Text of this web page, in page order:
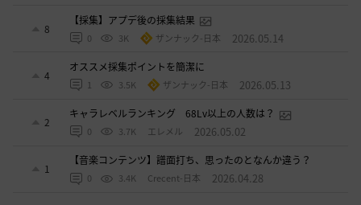
8
【採集】アプデ後の採集結果
0 3K ザンナック-日本 2026.05.14
4
オススメ採集ポイントを簡潔に
1 3.5K ザンナック-日本 2026.05.13
2
キャラレベルランキング 68Lv以上の人数は？
0 3.7K エレメル 2026.05.02
1
【音楽コンテンツ】譜面打ち、思ったのとなんか違う？
0 3.4K Crecent-日本 2026.04.28